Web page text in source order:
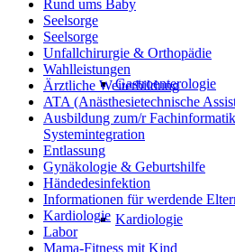
Gastroenterologie
Kardiologie
Rund ums Baby
Seelsorge
Seelsorge
Unfallchirurgie & Orthopädie
Wahlleistungen
Ärztliche Weiterbildung
ATA (Anästhesietechnische
Ausbildung zum/r
Systemintegration
Entlassung
Gynäkologie & Geburtshilfe
Händedesinfektion
Informationen für werdende
Kardiologie
Labor
Mama-Fitness mit Kind